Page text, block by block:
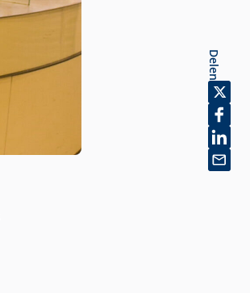
Delen